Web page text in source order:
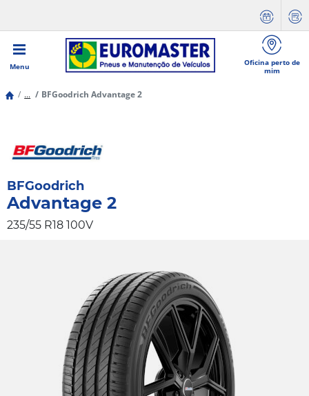
Menu
Oficina perto de
mim
... BFGoodrich Advantage 2
BFGoodrich
Advantage 2
235/55 R18 100V